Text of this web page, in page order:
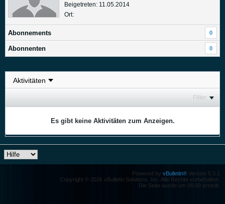
Beigetreten: 11.05.2014
Ort:
Abonnements 0
Abonnenten 0
Filter
Es gibt keine Aktivitäten zum Anzeigen.
Powered by vBulletin® Version 5.3.1
Copyright © 2026 vBulletin Solutions, Inc. Alle Rechte vorbehalten.
Die Seite wurde um 06:09 erstellt.